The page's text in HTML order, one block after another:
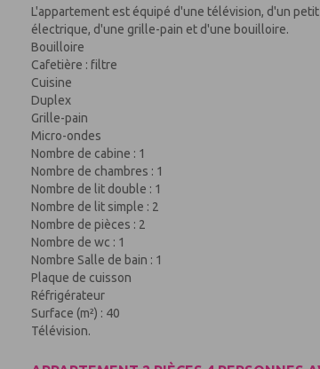
L'appartement est équipé d'une télévision, d'un
électrique, d'une grille-pain et d'une bouilloire.
Bouilloire
Cafetière : filtre
Cuisine
Duplex
Grille-pain
Micro-ondes
Nombre de cabine : 1
Nombre de chambres : 1
Nombre de lit double : 1
Nombre de lit simple : 2
Nombre de pièces : 2
Nombre de wc : 1
Nombre Salle de bain : 1
Plaque de cuisson
Réfrigérateur
Surface (m²) : 40
Télévision.